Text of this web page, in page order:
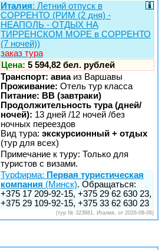
Италия: Летний отпуск в
СОРРЕНТО (РИМ (2 дня) -
НЕАПОЛЬ - ОТДЫХ НА
ТИРРЕНСКОМ МОРЕ в СОРРЕНТО
(7 ночей))
заказ тура
Цена: 5 594,82 бел. рублей
Транспорт: авиаиз Варшавы
Проживание: Отель тур класса
Питание: BB (завтраки)
Продолжительность тура (дней/
ночей): 13 дней /12 ночей /без
ночных переездов
Вид тура: экскурсионный + отдых
(тур для всех)
Примечание к туру: Только для
туристов с визами.
Турфирма: Первая туристическая
компания (Минск). Обращаться:
+375 17 209-92-15, +375 29 62 630 23,
+375 29 109-92-15, +375 33 62 630 23
(тур № 323881, Италия, от 2026-08-06)